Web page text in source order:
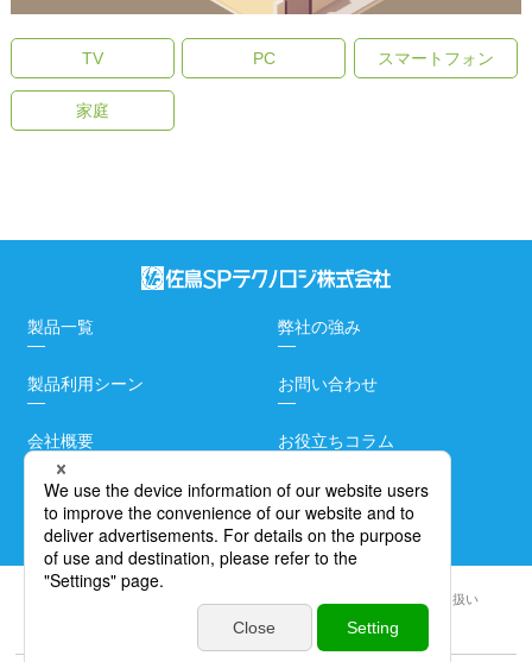
TV PC スマートフォン
家庭
製品一覧 弊社の強み
製品利用シーン お問い合わせ
会社概要 お役立ちコラム
よくある質問 アクセスマップ
個人情報の取り扱い
サステナビリティ
サイトマップ